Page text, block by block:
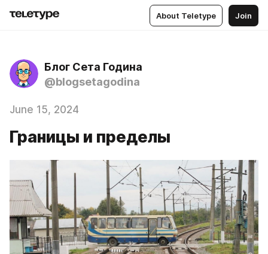
About Teletype Join
Блог Сета Година
@blogsetagodina
June 15, 2024
Границы и пределы